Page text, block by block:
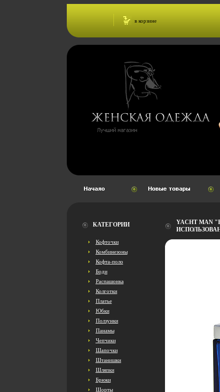
в корзине
КАТЕГОРИИ
Кофточки
Комбинезоны
Кофта-поло
Боди
Распашонка
Колготки
Платье
Юбки
Ползунки
Панамы
Чепчики
Шапочки
Штанишки
Шляпки
Брюки
Шорты
YACHT MAN